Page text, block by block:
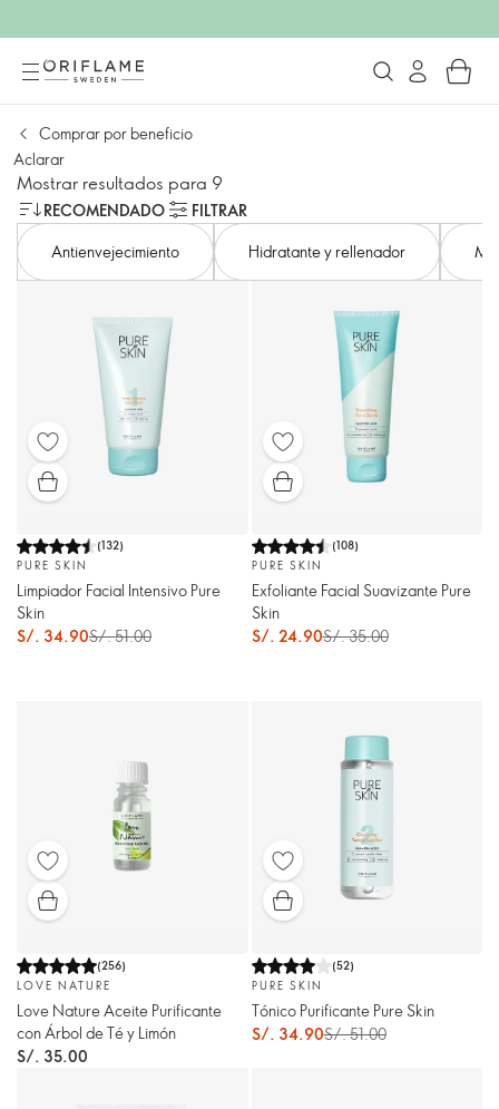
Comprar por beneficio
Aclarar
Mostrar resultados para 9
RECOMENDADO
FILTRAR
Antienvejecimiento
Hidratante y rellenador
(132)
PURE SKIN
Limpiador Facial Intensivo Pure
Skin
S/. 34.90S/. 51.00
(108)
PURE SKIN
Exfoliante Facial Suavizante Pure
Skin
S/. 24.90S/. 35.00
(256)
LOVE NATURE
Love Nature Aceite Purificante
con Árbol de Té y Limón
S/. 35.00
(52)
PURE SKIN
Tónico Purificante Pure Skin
S/. 34.90S/. 51.00